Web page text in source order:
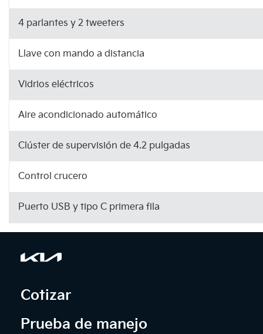
4 parlantes y 2 tweeters
Llave con mando a distancia
Vidrios eléctricos
Aire acondicionado automático
Clúster de supervisión de 4.2 pulgadas
Control crucero
Puerto USB y tipo C primera fila
Cotizar
Prueba de manejo